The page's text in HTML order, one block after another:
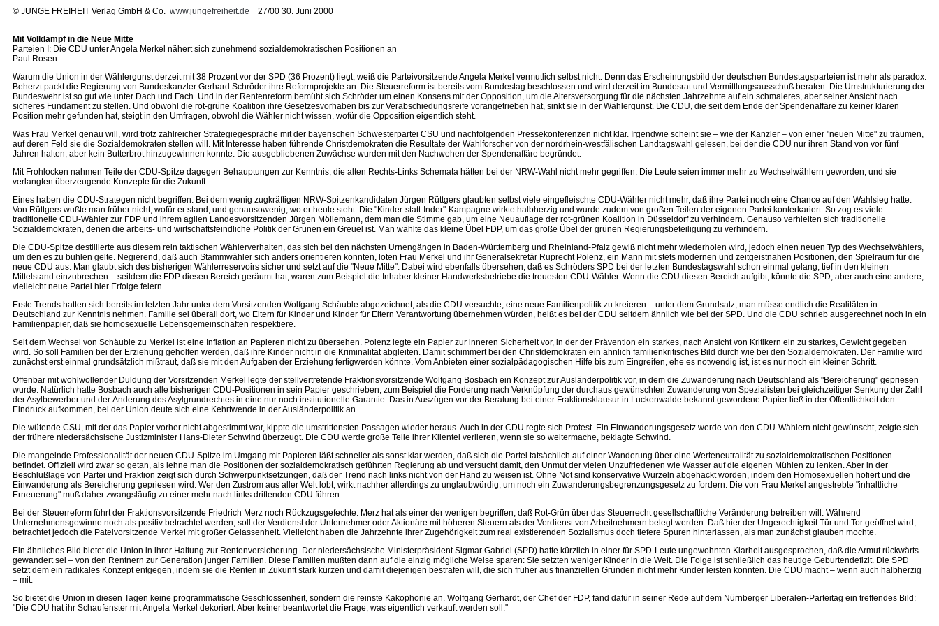
© JUNGE FREIHEIT Verlag GmbH & Co. www.jungefreiheit.de 27/00 30. Juni 2000
Mit Volldampf in die Neue Mitte
Parteien I: Die CDU unter Angela Merkel nähert sich zunehmend sozialdemokratischen Positionen an
Paul Rosen
Warum die Union in der Wählergunst derzeit mit 38 Prozent vor der SPD (36 Prozent) liegt, weiß die Parteivorsitzende Angela Merkel vermutlich selbst nicht. Denn das Erscheinungsbild der deutschen Bundestagsparteien ist mehr als paradox:
Beherzt packt die Regierung von Bundeskanzler Gerhard Schröder ihre Reformprojekte an: Die Steuerreform ist bereits vom Bundestag beschlossen und wird derzeit im Bundesrat und Vermittlungsausschuß beraten. Die Umstrukturierung der
Bundeswehr ist so gut wie unter Dach und Fach. Und in der Rentenreform bemüht sich Schröder um einen Konsens mit der Opposition, um die Altersversorgung für die nächsten Jahrzehnte auf ein schmaleres, aber seiner Ansicht nach
sicheres Fundament zu stellen. Und obwohl die rot-grüne Koalition ihre Gesetzesvorhaben bis zur Verabschiedungsreife vorangetrieben hat, sinkt sie in der Wählergunst. Die CDU, die seit dem Ende der Spendenaffäre zu keiner klaren
Position mehr gefunden hat, steigt in den Umfragen, obwohl die Wähler nicht wissen, wofür die Opposition eigentlich steht.
Was Frau Merkel genau will, wird trotz zahlreicher Strategiegespräche mit der bayerischen Schwesterpartei CSU und nachfolgenden Pressekonferenzen nicht klar. Irgendwie scheint sie – wie der Kanzler – von einer "neuen Mitte" zu träumen,
auf deren Feld sie die Sozialdemokraten stellen will. Mit Interesse haben führende Christdemokraten die Resultate der Wahlforscher von der nordrhein-westfälischen Landtagswahl gelesen, bei der die CDU nur ihren Stand von vor fünf
Jahren halten, aber kein Butterbrot hinzugewinnen konnte. Die ausgebliebenen Zuwächse wurden mit den Nachwehen der Spendenaffäre begründet.
Mit Frohlocken nahmen Teile der CDU-Spitze dagegen Behauptungen zur Kenntnis, die alten Rechts-Links Schemata hätten bei der NRW-Wahl nicht mehr gegriffen. Die Leute seien immer mehr zu Wechselwählern geworden, und sie
verlangten überzeugende Konzepte für die Zukunft.
Eines haben die CDU-Strategen nicht begriffen: Bei dem wenig zugkräftigen NRW-Spitzenkandidaten Jürgen Rüttgers glaubten selbst viele eingefleischte CDU-Wähler nicht mehr, daß ihre Partei noch eine Chance auf den Wahlsieg hatte.
Von Rüttgers wußte man früher nicht, wofür er stand, und genausowenig, wo er heute steht. Die "Kinder-statt-Inder"-Kampagne wirkte halbherzig und wurde zudem von großen Teilen der eigenen Partei konterkariert. So zog es viele
traditionelle CDU-Wähler zur FDP und ihrem agilen Landesvorsitzenden Jürgen Möllemann, dem man die Stimme gab, um eine Neuauflage der rot-grünen Koalition in Düsseldorf zu verhindern. Genauso verhielten sich traditionelle
Sozialdemokraten, denen die arbeits- und wirtschaftsfeindliche Politik der Grünen ein Greuel ist. Man wählte das kleine Übel FDP, um das große Übel der grünen Regierungsbeteiligung zu verhindern.
Die CDU-Spitze destillierte aus diesem rein taktischen Wählerverhalten, das sich bei den nächsten Urnengängen in Baden-Württemberg und Rheinland-Pfalz gewiß nicht mehr wiederholen wird, jedoch einen neuen Typ des Wechselwählers,
um den es zu buhlen gelte. Negierend, daß auch Stammwähler sich anders orientieren könnten, loten Frau Merkel und ihr Generalsekretär Ruprecht Polenz, ein Mann mit stets modernen und zeitgeistnahen Positionen, den Spielraum für die
neue CDU aus. Man glaubt sich des bisherigen Wählerreservoirs sicher und setzt auf die "Neue Mitte". Dabei wird ebenfalls übersehen, daß es Schröders SPD bei der letzten Bundestagswahl schon einmal gelang, tief in den kleinen
Mittelstand einzubrechen – seitdem die FDP diesen Bereich geräumt hat, waren zum Beispiel die Inhaber kleiner Handwerksbetriebe die treuesten CDU-Wähler. Wenn die CDU diesen Bereich aufgibt, könnte die SPD, aber auch eine andere,
vielleicht neue Partei hier Erfolge feiern.
Erste Trends hatten sich bereits im letzten Jahr unter dem Vorsitzenden Wolfgang Schäuble abgezeichnet, als die CDU versuchte, eine neue Familienpolitik zu kreieren – unter dem Grundsatz, man müsse endlich die Realitäten in
Deutschland zur Kenntnis nehmen. Familie sei überall dort, wo Eltern für Kinder und Kinder für Eltern Verantwortung übernehmen würden, heißt es bei der CDU seitdem ähnlich wie bei der SPD. Und die CDU schrieb ausgerechnet noch in ein
Familienpapier, daß sie homosexuelle Lebensgemeinschaften respektiere.
Seit dem Wechsel von Schäuble zu Merkel ist eine Inflation an Papieren nicht zu übersehen. Polenz legte ein Papier zur inneren Sicherheit vor, in der der Prävention ein starkes, nach Ansicht von Kritikern ein zu starkes, Gewicht gegeben
wird. So soll Familien bei der Erziehung geholfen werden, daß ihre Kinder nicht in die Kriminalität abgleiten. Damit schimmert bei den Christdemokraten ein ähnlich familienkritisches Bild durch wie bei den Sozialdemokraten. Der Familie wird
zunächst erst einmal grundsätzlich mißtraut, daß sie mit den Aufgaben der Erziehung fertigwerden könnte. Vom Anbieten einer sozialpädagogischen Hilfe bis zum Eingreifen, ehe es notwendig ist, ist es nur noch ein kleiner Schritt.
Offenbar mit wohlwollender Duldung der Vorsitzenden Merkel legte der stellvertretende Fraktionsvorsitzende Wolfgang Bosbach ein Konzept zur Ausländerpolitik vor, in dem die Zuwanderung nach Deutschland als "Bereicherung" gepriesen
wurde. Natürlich hatte Bosbach auch alle bisherigen CDU-Positionen in sein Papier geschrieben, zum Beispiel die Forderung nach Verknüpfung der durchaus gewünschten Zuwanderung von Spezialisten bei gleichzeitiger Senkung der Zahl
der Asylbewerber und der Änderung des Asylgrundrechtes in eine nur noch institutionelle Garantie. Das in Auszügen vor der Beratung bei einer Fraktionsklausur in Luckenwalde bekannt gewordene Papier ließ in der Öffentlichkeit den
Eindruck aufkommen, bei der Union deute sich eine Kehrtwende in der Ausländerpolitik an.
Die wütende CSU, mit der das Papier vorher nicht abgestimmt war, kippte die umstrittensten Passagen wieder heraus. Auch in der CDU regte sich Protest. Ein Einwanderungsgesetz werde von den CDU-Wählern nicht gewünscht, zeigte sich
der frühere niedersächsische Justizminister Hans-Dieter Schwind überzeugt. Die CDU werde große Teile ihrer Klientel verlieren, wenn sie so weitermache, beklagte Schwind.
Die mangelnde Professionalität der neuen CDU-Spitze im Umgang mit Papieren läßt schneller als sonst klar werden, daß sich die Partei tatsächlich auf einer Wanderung über eine Werteneutralität zu sozialdemokratischen Positionen
befindet. Offiziell wird zwar so getan, als lehne man die Positionen der sozialdemokratisch geführten Regierung ab und versucht damit, den Unmut der vielen Unzufriedenen wie Wasser auf die eigenen Mühlen zu lenken. Aber in der
Beschlußlage von Partei und Fraktion zeigt sich durch Schwerpunktsetzungen, daß der Trend nach links nicht von der Hand zu weisen ist. Ohne Not sind konservative Wurzeln abgehackt worden, indem den Homosexuellen hofiert und die
Einwanderung als Bereicherung gepriesen wird. Wer den Zustrom aus aller Welt lobt, wirkt nachher allerdings zu unglaubwürdig, um noch ein Zuwanderungsbegrenzungsgesetz zu fordern. Die von Frau Merkel angestrebte "inhaltliche
Erneuerung" muß daher zwangsläufig zu einer mehr nach links driftenden CDU führen.
Bei der Steuerreform führt der Fraktionsvorsitzende Friedrich Merz noch Rückzugsgefechte. Merz hat als einer der wenigen begriffen, daß Rot-Grün über das Steuerrecht gesellschaftliche Veränderung betreiben will. Während
Unternehmensgewinne noch als positiv betrachtet werden, soll der Verdienst der Unternehmer oder Aktionäre mit höheren Steuern als der Verdienst von Arbeitnehmern belegt werden. Daß hier der Ungerechtigkeit Tür und Tor geöffnet wird,
betrachtet jedoch die Pateivorsitzende Merkel mit großer Gelassenheit. Vielleicht haben die Jahrzehnte ihrer Zugehörigkeit zum real existierenden Sozialismus doch tiefere Spuren hinterlassen, als man zunächst glauben mochte.
Ein ähnliches Bild bietet die Union in ihrer Haltung zur Rentenversicherung. Der niedersächsische Ministerpräsident Sigmar Gabriel (SPD) hatte kürzlich in einer für SPD-Leute ungewohnten Klarheit ausgesprochen, daß die Armut rückwärts
gewandert sei – von den Rentnern zur Generation junger Familien. Diese Familien mußten dann auf die einzig mögliche Weise sparen: Sie setzten weniger Kinder in die Welt. Die Folge ist schließlich das heutige Geburtendefizit. Die SPD
setzt dem ein radikales Konzept entgegen, indem sie die Renten in Zukunft stark kürzen und damit diejenigen bestrafen will, die sich früher aus finanziellen Gründen nicht mehr Kinder leisten konnten. Die CDU macht – wenn auch halbherzig
– mit.
So bietet die Union in diesen Tagen keine programmatische Geschlossenheit, sondern die reinste Kakophonie an. Wolfgang Gerhardt, der Chef der FDP, fand dafür in seiner Rede auf dem Nürnberger Liberalen-Parteitag ein treffendes Bild:
"Die CDU hat ihr Schaufenster mit Angela Merkel dekoriert. Aber keiner beantwortet die Frage, was eigentlich verkauft werden soll."